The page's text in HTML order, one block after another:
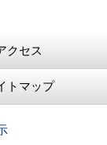
クセス
トマップ